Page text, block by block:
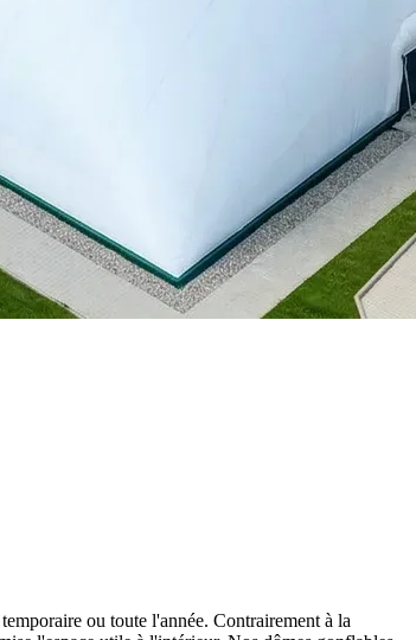
ou toute l'année. Contrairement à la